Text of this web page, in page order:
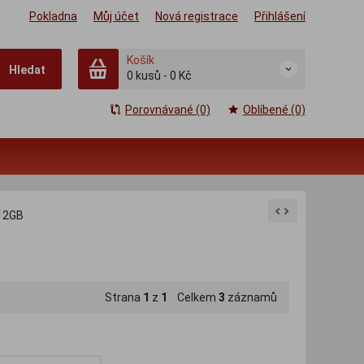
Pokladna Můj účet Nová registrace Přihlášení
Hledat
Košík
0 kusů - 0 Kč
Porovnávané (0) Oblíbené (0)
Strana 1 z 1 Celkem 3 záznamů